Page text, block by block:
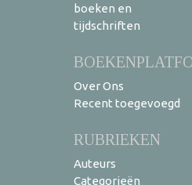
boeken en
tijdschriften
Over Ons
Recent toegevoegd
RUBRIEKEN
Auteurs
Categorieën